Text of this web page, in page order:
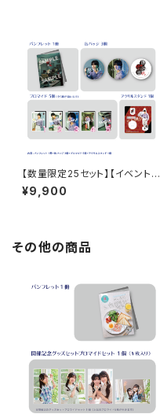
【数量限定25セット】【イベント会
場特典付き】Story Teller（Ter
ror） 朗読・怪談 -呪- 深町寿成
¥9,900
その他の商品